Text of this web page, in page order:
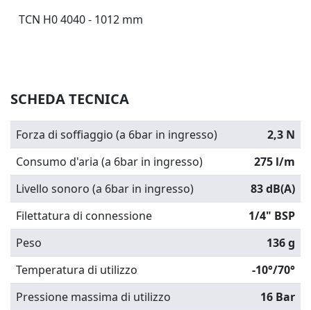
TCN H0 4040 - 1012 mm
SCHEDA TECNICA
Forza di soffiaggio (a 6bar in ingresso)
2,3 N
Consumo d'aria (a 6bar in ingresso)
275 l/m
Livello sonoro (a 6bar in ingresso)
83 dB(A)
Filettatura di connessione
1/4" BSP
Peso
136 g
Temperatura di utilizzo
-10°/70°
Pressione massima di utilizzo
16 Bar